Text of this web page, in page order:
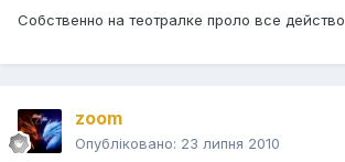
Собственно на теотралке проло все действо
zoom
Опубліковано: 23 липня 2010